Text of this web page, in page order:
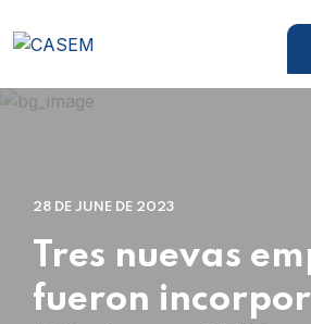
28 DE JUNE DE 2023
Tres nuevas
fueron